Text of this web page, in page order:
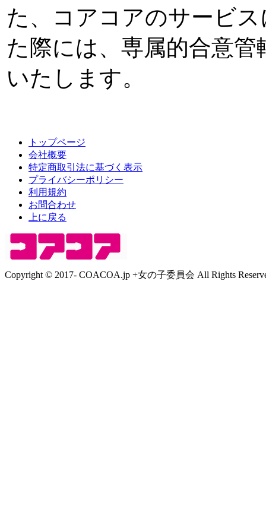
た、コアコアのサービ
た際には、専属的合意
いたします。
トップページ
会社概要
特定商取引法に基づく表示
プライバシーポリシー
利用規約
お問合わせ
上に戻る
Copyright © 2017- COACOA.jp +女の子委員会 All Rights